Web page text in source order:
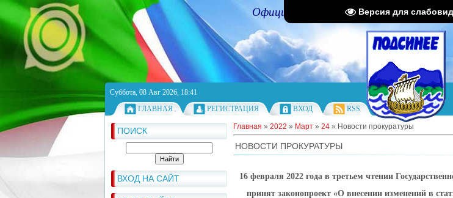
Версия для
Официальный портал Администрации
Суббота, 08 Авг 2026, 18:41
ГЛАВНАЯ
РЕГИСТРАЦИЯ ВХОД RSS
ПОИСК
ВХОД НА САЙТ
Главная » 2022 » Март » 24 » Новости прокуратуры
НОВОСТИ ПРОКУРАТУРЫ
16 февраля 2022 года в третьем чтении
принят законопроект «О внесении изменений в